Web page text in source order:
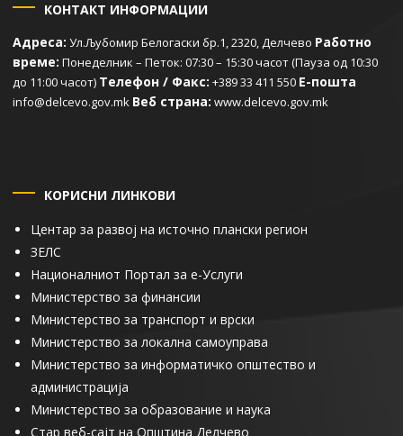
КОНТАКТ ИНФОРМАЦИИ
Адреса: Ул.Љубомир Белогаски бр.1, 2320, Делчево Работно
време: Понеделник – Петок: 07:30 – 15:30 часот (Пауза од 10:30
до 11:00 часот) Телефон / Факс: +389 33 411 550 Е-пошта
info@delcevo.gov.mk Веб страна: www.delcevo.gov.mk
КОРИСНИ ЛИНКОВИ
Центар за развој на источно плански регион
ЗЕЛС
Националниот Портал за е-Услуги
Министерство за финансии
Министерство за транспорт и врски
Министерство за локална самоуправа
Министерство за информатичко општество и
администрација
Министерство за образование и наука
Стар веб-сајт на Општина Делчево